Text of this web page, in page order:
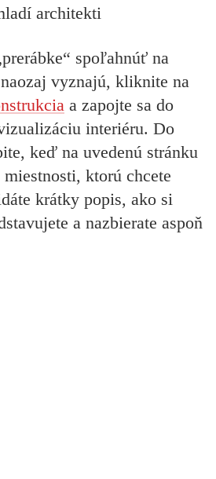
architekti
spoľahnúť na
vyznajú, kliknite na
a zapojte sa do
interiéru. Do
keď na uvedenú stránku
ktorú chcete
krátky popis, ako si
a nazbierate aspoň